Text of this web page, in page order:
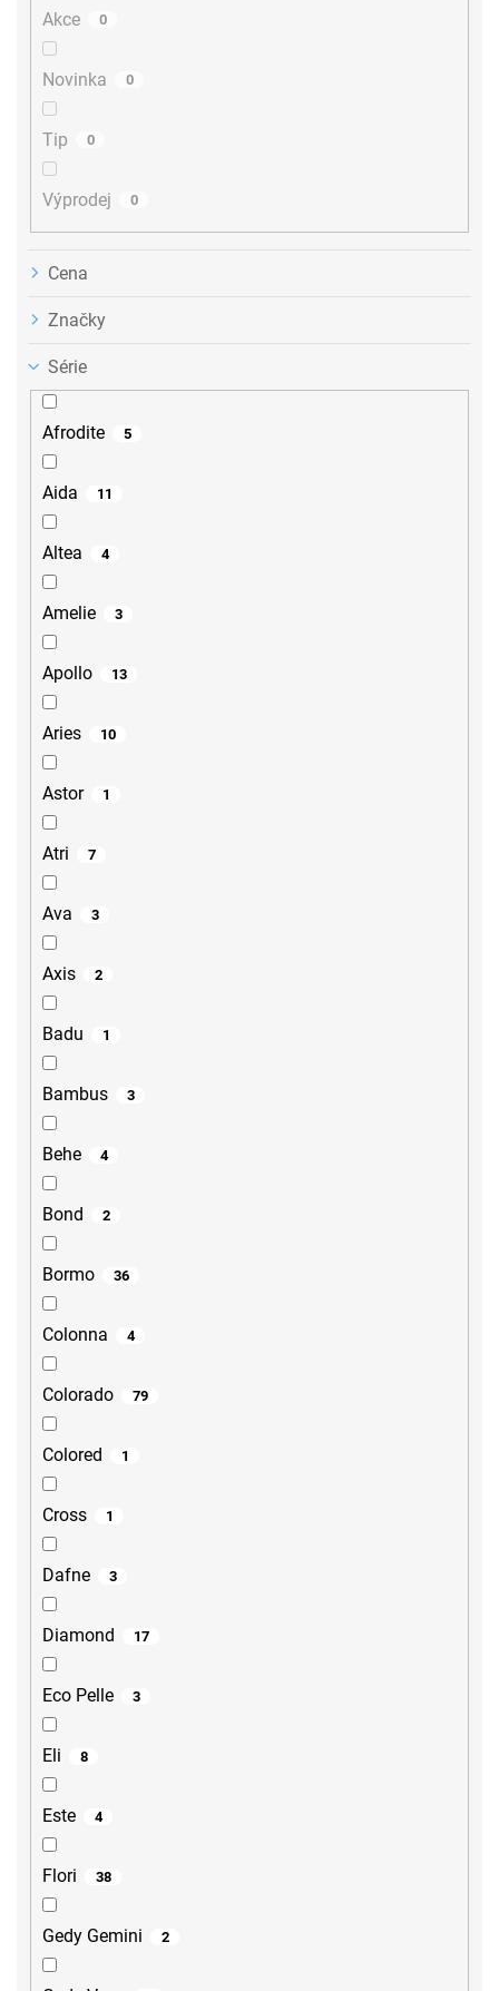
Akce 0
Novinka 0
Tip 0
Výprodej 0
Cena
Značky
Série
Afrodite 5
Aida 11
Altea 4
Amelie 3
Apollo 13
Aries 10
Astor 1
Atri 7
Ava 3
Axis 2
Badu 1
Bambus 3
Behe 4
Bond 2
Bormo 36
Colonna 4
Colorado 79
Colored 1
Cross 1
Dafne 3
Diamond 17
Eco Pelle 3
Eli 8
Este 4
Flori 38
Gedy Gemini 2